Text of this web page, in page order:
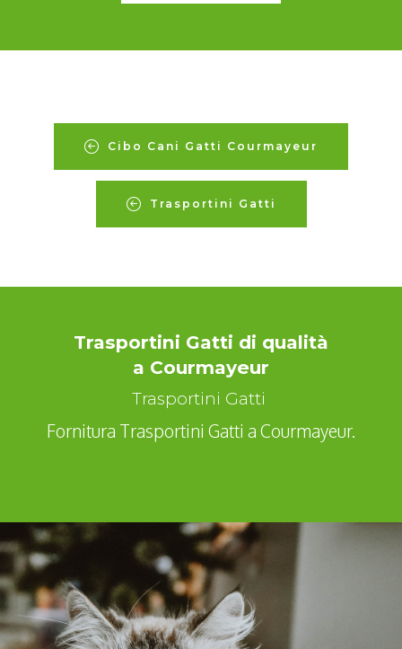
Cibo Cani Gatti Courmayeur
Trasportini Gatti
Trasportini Gatti di qualità
a Courmayeur
Trasportini Gatti
Fornitura Trasportini Gatti a Courmayeur.